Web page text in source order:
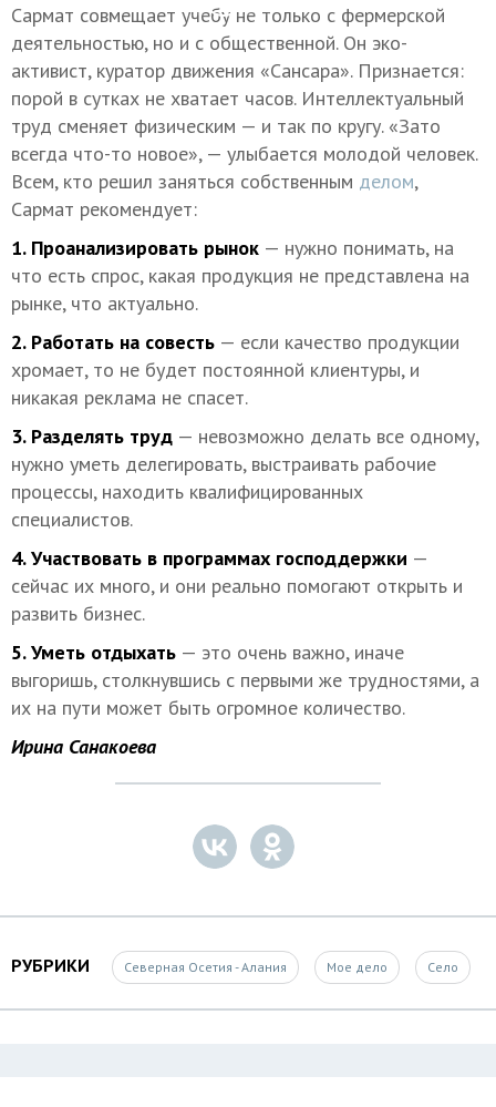
Сармат совмещает учебу не только с фермерской
деятельностью, но и с общественной. Он эко-
активист, куратор движения «Сансара». Признается:
порой в сутках не хватает часов. Интеллектуальный
труд сменяет физическим — и так по кругу. «Зато
всегда что-то новое», — улыбается молодой человек.
Всем, кто решил заняться собственным делом,
Сармат рекомендует:
1. Проанализировать рынок — нужно понимать, на
что есть спрос, какая продукция не представлена на
рынке, что актуально.
2. Работать на совесть — если качество продукции
хромает, то не будет постоянной клиентуры, и
никакая реклама не спасет.
3. Разделять труд — невозможно делать все одному,
нужно уметь делегировать, выстраивать рабочие
процессы, находить квалифицированных
специалистов.
4. Участвовать в программах господдержки —
сейчас их много, и они реально помогают открыть и
развить бизнес.
5. Уметь отдыхать — это очень важно, иначе
выгоришь, столкнувшись с первыми же трудностями, а
их на пути может быть огромное количество.
Ирина Санакоева
РУБРИКИ Северная Осетия - Алания Мое дело Село